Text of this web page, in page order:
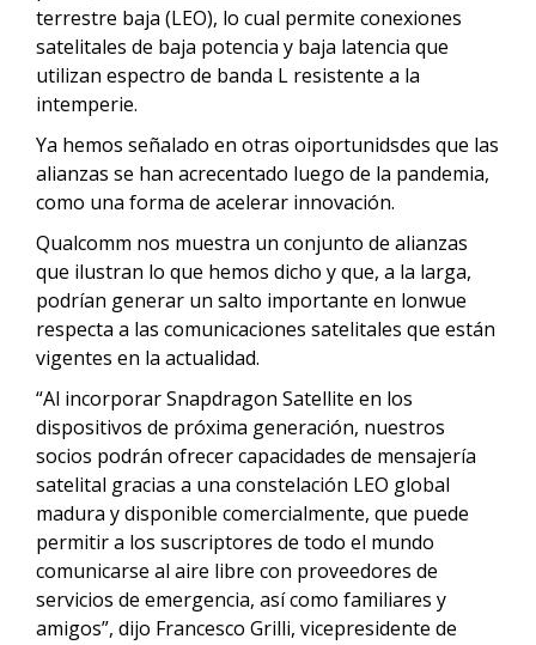
terrestre baja (LEO), lo cual permite conexiones
satelitales de baja potencia y baja latencia que
utilizan espectro de banda L resistente a la
intemperie.
Ya hemos señalado en otras oiportunidsdes que las
alianzas se han acrecentado luego de la pandemia,
como una forma de acelerar innovación.
Qualcomm nos muestra un conjunto de alianzas
que ilustran lo que hemos dicho y que, a la larga,
podrían generar un salto importante en lonwue
respecta a las comunicaciones satelitales que están
vigentes en la actualidad.
“Al incorporar Snapdragon Satellite en los
dispositivos de próxima generación, nuestros
socios podrán ofrecer capacidades de mensajería
satelital gracias a una constelación LEO global
madura y disponible comercialmente, que puede
permitir a los suscriptores de todo el mundo
comunicarse al aire libre con proveedores de
servicios de emergencia, así como familiares y
amigos”, dijo Francesco Grilli, vicepresidente de